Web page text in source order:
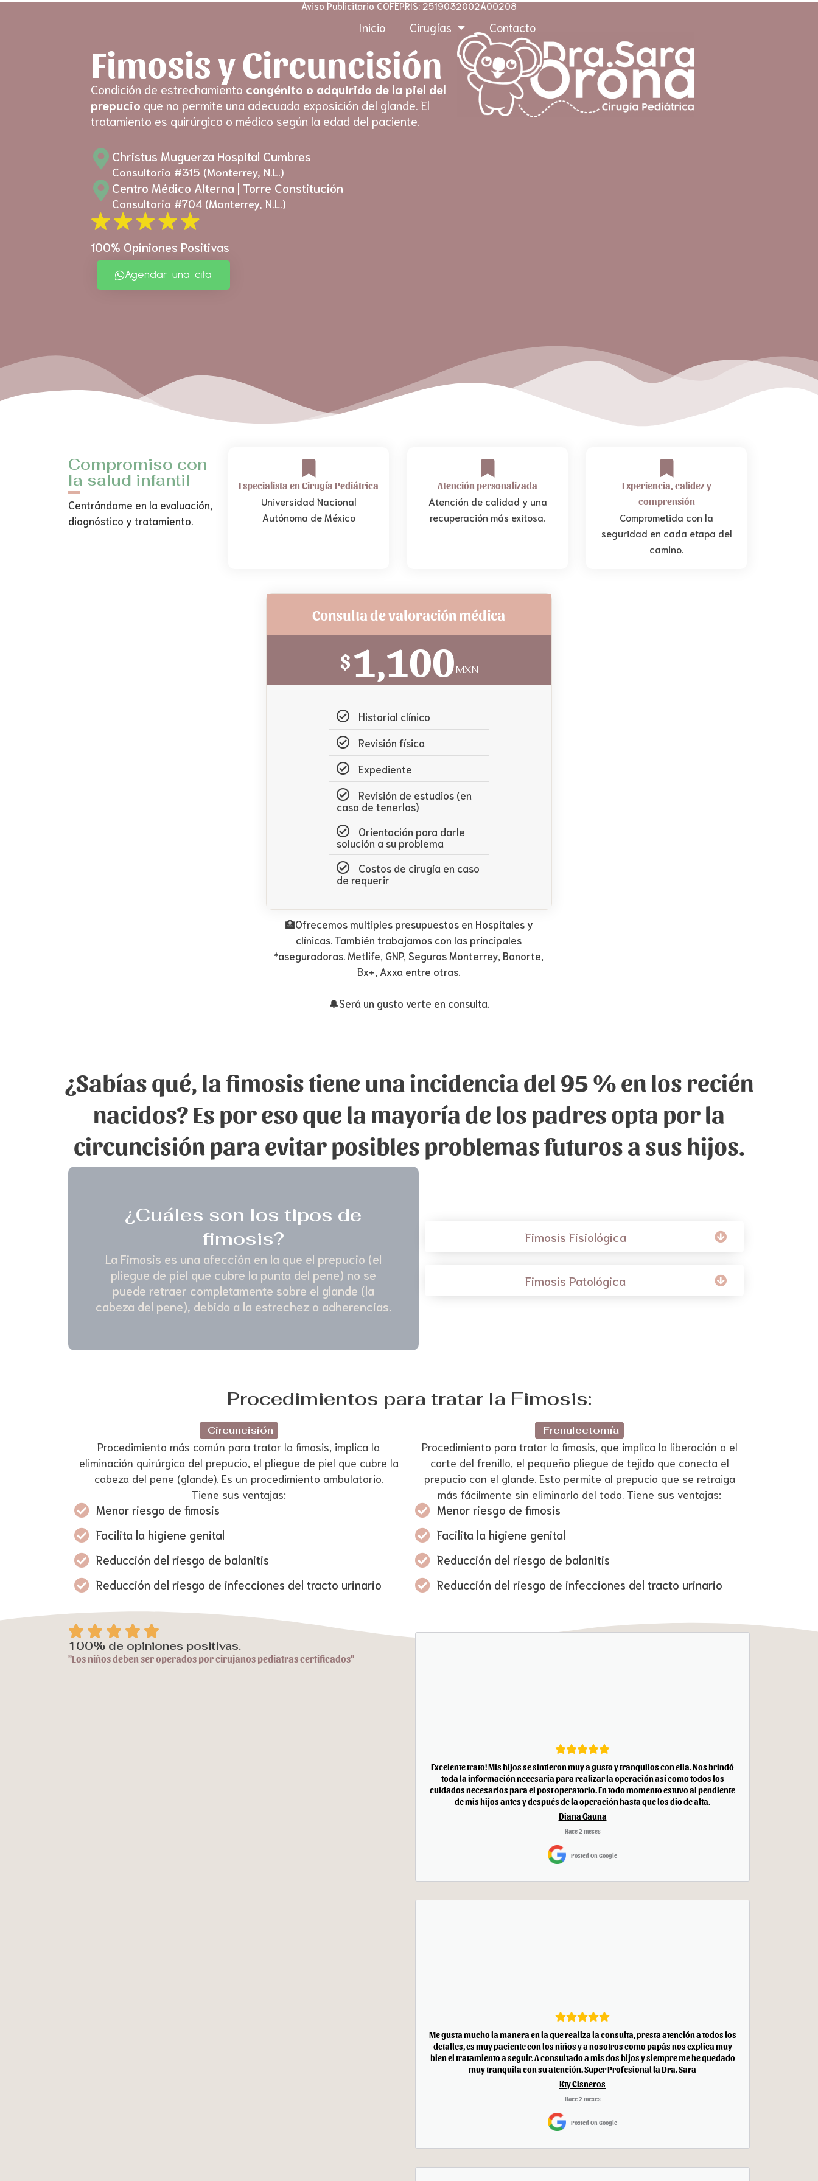
Aviso Publicitario COFEPRIS: 2519032002A00208
Inicio Cirugías Contacto
Fimosis y Circuncisión
Condición de estrechamiento congénito o adquirido de la piel del
prepucio que no permite una adecuada exposición del glande. El
tratamiento es quirúrgico o médico según la edad del paciente.
Christus Muguerza Hospital Cumbres
Consultorio #315 (Monterrey, N.L.)
Centro Médico Alterna | Torre Constitución
Consultorio #704 (Monterrey, N.L.)
100% Opiniones Positivas
Agendar una cita
Compromiso con
la salud infantil
Centrándome en la evaluación,
diagnóstico y tratamiento.
Especialista en Cirugía Pediátrica
Universidad Nacional
Autónoma de México
Atención personalizada
Atención de calidad y una
recuperación más exitosa.
Experiencia, calidez y
comprensión
Comprometida con la
seguridad en cada etapa del
camino.
Consulta de valoración médica
$1,100MXN
Historial clínico
Revisión física
Expediente
Revisión de estudios (en
caso de tenerlos)
Orientación para darle
solución a su problema
Costos de cirugía en caso
de requerir
🏥Ofrecemos multiples presupuestos en Hospitales y
clínicas. También trabajamos con las principales
*aseguradoras. Metlife, GNP, Seguros Monterrey, Banorte,
Bx+, Axxa entre otras.
🔔Será un gusto verte en consulta.
¿Sabías qué, la fimosis tiene una incidencia del 95 % en los recién
nacidos? Es por eso que la mayoría de los padres opta por la
circuncisión para evitar posibles problemas futuros a sus hijos.
¿Cuáles son los tipos de
fimosis?
La Fimosis es una afección en la que el prepucio (el
pliegue de piel que cubre la punta del pene) no se
puede retraer completamente sobre el glande (la
cabeza del pene), debido a la estrechez o adherencias.
Fimosis Fisiológica
Fimosis Patológica
Procedimientos para tratar la Fimosis:
Circuncisión
Procedimiento más común para tratar la fimosis, implica la
eliminación quirúrgica del prepucio, el pliegue de piel que cubre la
cabeza del pene (glande). Es un procedimiento ambulatorio.
Tiene sus ventajas:
Menor riesgo de fimosis
Facilita la higiene genital
Reducción del riesgo de balanitis
Reducción del riesgo de infecciones del tracto urinario
Frenulectomía
Procedimiento para tratar la fimosis, que implica la liberación o el
corte del frenillo, el pequeño pliegue de tejido que conecta el
prepucio con el glande. Esto permite al prepucio que se retraiga
más fácilmente sin eliminarlo del todo. Tiene sus ventajas:
Menor riesgo de fimosis
Facilita la higiene genital
Reducción del riesgo de balanitis
Reducción del riesgo de infecciones del tracto urinario
    
a
l
100% de opiniones positivas.
"Los niños deben ser operados por cirujanos pediatras certificados"
Excelente trato! Mis hijos se sintieron muy a gusto y tranquilos con ella. Nos brindó
toda la información necesaria para realizar la operación así como todos los
cuidados necesarios para el post operatorio. En todo momento estuvo al pendiente
de mis hijos antes y después de la operación hasta que los dio de alta.
Diana Gauna
Hace 2 meses
Posted On Google
Me gusta mucho la manera en la que realiza la consulta, presta atención a todos los
detalles, es muy paciente con los niños y a nosotros como papás nos explica muy
bien el tratamiento a seguir. A consultado a mis dos hijos y siempre me he quedado
muy tranquila con su atención. Super Profesional la Dra. Sara
Kty Cisneros
Hace 2 meses
Posted On Google